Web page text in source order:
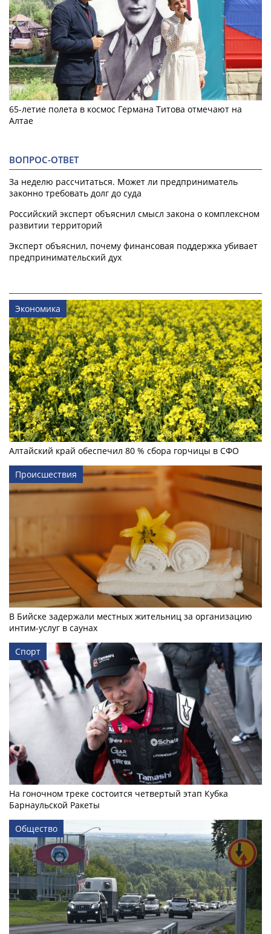
65-летие полета в космос Германа Титова отмечают на
Алтае
ВОПРОС-ОТВЕТ
За неделю рассчитаться. Может ли предприниматель
законно требовать долг до суда
Российский эксперт объяснил смысл закона о комплексном
развитии территорий
Эксперт объяснил, почему финансовая поддержка убивает
предпринимательский дух
Экономика
Алтайский край обеспечил 80 % сбора горчицы в СФО
Происшествия
В Бийске задержали местных жительниц за организацию
интим-услуг в саунах
Спорт
На гоночном треке состоится четвертый этап Кубка
Барнаульской Ракеты
Общество